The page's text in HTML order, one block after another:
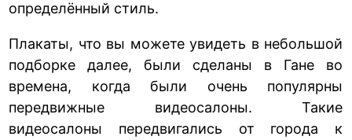
определённый стиль.
Плакаты, что вы можете увидеть в небольшой
подборке далее, были сделаны в Гане во
времена, когда были очень популярны
передвижные видеосалоны. Такие
видеосалоны передвигались от города к